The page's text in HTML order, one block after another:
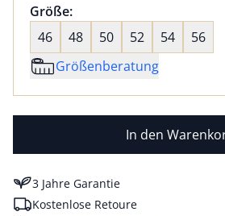
Größenauswahl:
Größe:nichts ausgewählt
46
48 50 52 54
56
Größenberatung
In den
3 Jahre Garantie
Kostenlose Retoure